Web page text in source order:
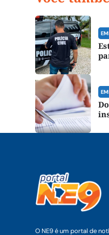
O NE9 é um portal de